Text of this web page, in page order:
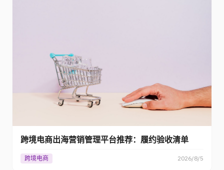
跨境电商出海营销管理平台推荐：履约验收清单
跨境电商 2026/8/5